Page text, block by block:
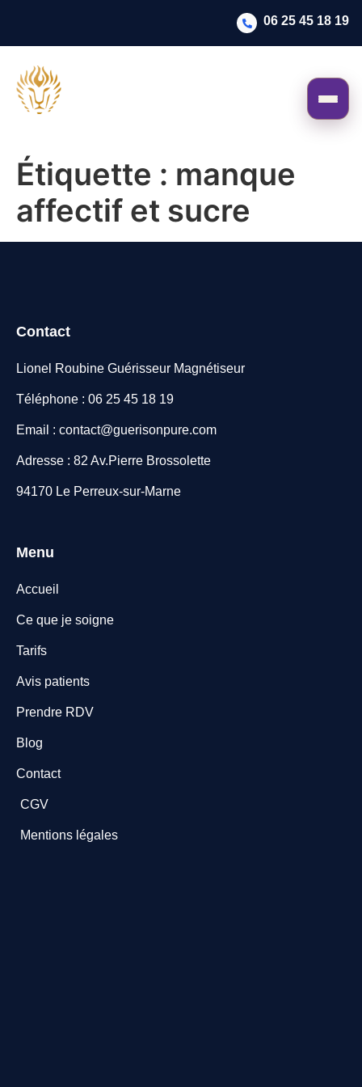
06 25 45 18 19
Étiquette : manque
affectif et sucre
Contact
Lionel Roubine Guérisseur Magnétiseur
Téléphone : 06 25 45 18 19
Email : contact@guerisonpure.com
Adresse : 82 Av.Pierre Brossolette
94170 Le Perreux-sur-Marne
Menu
Accueil
Ce que je soigne
Tarifs
Avis patients
Prendre RDV
Blog
Contact
CGV
Mentions légales